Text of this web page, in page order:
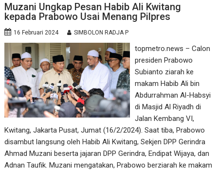
Muzani Ungkap Pesan Habib Ali Kwitang
kepada Prabowo Usai Menang Pilpres
16 Februari 2024 SIMBOLON RADJA P
topmetro.news – Calon
presiden Prabowo
Subianto ziarah ke
makam Habib Ali bin
Abdurrahman Al-Habsyi
di Masjid Al Riyadh di
Jalan Kembang VI,
Kwitang, Jakarta Pusat, Jumat (16/2/2024). Saat tiba, Prabowo
disambut langsung oleh Habib Ali Kwitang, Sekjen DPP Gerindra
Ahmad Muzani beserta jajaran DPP Gerindra, Endipat Wijaya, dan
Adnan Taufik. Muzani mengatakan, Prabowo berziarah ke makam